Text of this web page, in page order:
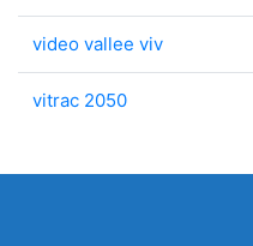
video vallee viv
vitrac 2050